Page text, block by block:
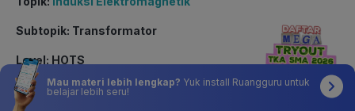
Subtopik: Transformator
Level: HOTS
Mau materi lebih lengkap? Yuk install Ruangguru untuk
belajar lebih seru!